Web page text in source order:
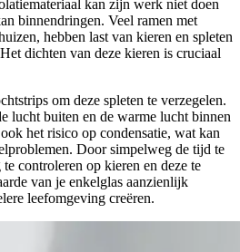
kan zijn werk niet doen
binnendringen. Veel ramen met
hebben last van kieren en spleten
dichten van deze kieren is cruciaal
om deze spleten te verzegelen.
lucht buiten en de warme lucht binnen
het risico op condensatie, wat kan
Door simpelweg de tijd te
controleren op kieren en deze te
van je enkelglas aanzienlijk
leefomgeving creëren.